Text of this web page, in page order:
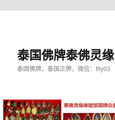
泰国佛牌泰佛灵缘
泰国佛牌，泰国正牌，微信：tfly03